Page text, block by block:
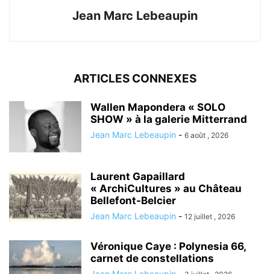
Jean Marc Lebeaupin
ARTICLES CONNEXES
Wallen Mapondera « SOLO
SHOW » à la galerie Mitterrand
Jean Marc Lebeaupin - 6 août , 2026
Laurent Gapaillard
« ArchiCultures » au Château
Bellefont-Belcier
Jean Marc Lebeaupin - 12 juillet , 2026
Véronique Caye : Polynesia 66,
carnet de constellations